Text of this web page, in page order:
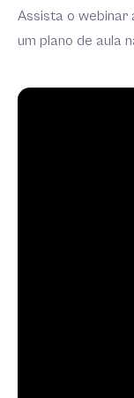
Assista o webinar
um plano de aula